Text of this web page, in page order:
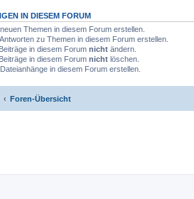
IN DIESEM FORUM
neuen Themen in diesem Forum erstellen.
Antworten zu Themen in diesem Forum erstellen.
in diesem Forum nicht ändern.
in diesem Forum nicht löschen.
Dateianhänge in diesem Forum erstellen.
Foren-Übersicht